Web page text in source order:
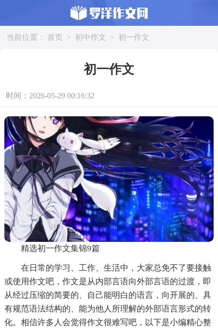
当前位置： 首页 > 初中作文 > 初一作文
初一作文
时间：2026-05-29 00:16:32
精选初一作文集锦9篇
在日常的学习、工作、生活中，大家总免不了要接触
或使用作文吧，作文是从内部言语向外部言语的过渡，即
从经过压缩的简要的、自己能明白的语言，向开展的、具
有规范语法结构的、能为他人所理解的外部语言形式的转
化。相信许多人会觉得作文很难写吧，以下是小编精心整